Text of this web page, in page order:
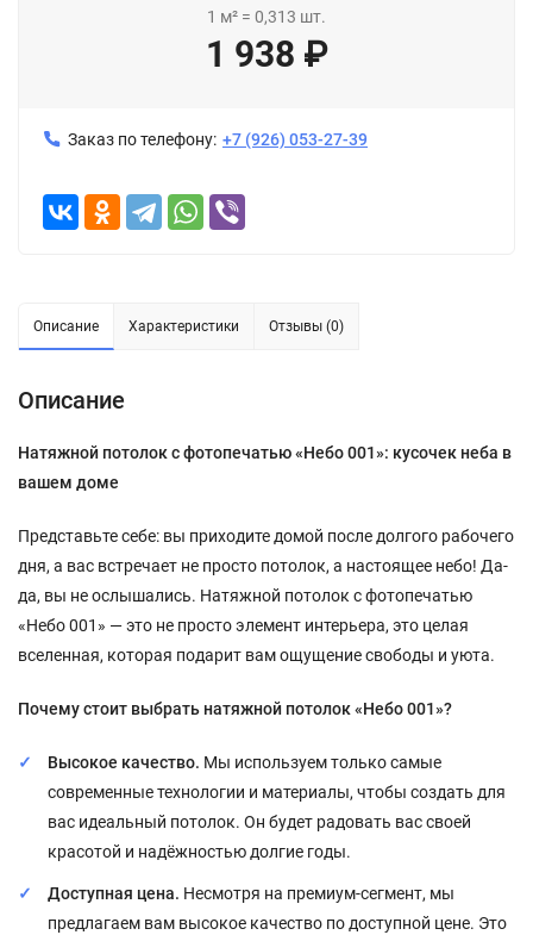
1 м² = 0,313 шт.
1 938 ₽
Заказ по телефону: +7 (926) 053-27-39
Описание Характеристики Отзывы (0)
Описание
Натяжной потолок с фотопечатью «Небо 001»: кусочек неба в
вашем доме
Представьте себе: вы приходите домой после долгого рабочего
дня, а вас встречает не просто потолок, а настоящее небо! Да-
да, вы не ослышались. Натяжной потолок с фотопечатью
«Небо 001» — это не просто элемент интерьера, это целая
вселенная, которая подарит вам ощущение свободы и уюта.
Почему стоит выбрать натяжной потолок «Небо 001»?
Высокое качество. Мы используем только самые
современные технологии и материалы, чтобы создать для
вас идеальный потолок. Он будет радовать вас своей
красотой и надёжностью долгие годы.
Доступная цена. Несмотря на премиум-сегмент, мы
предлагаем вам высокое качество по доступной цене. Это